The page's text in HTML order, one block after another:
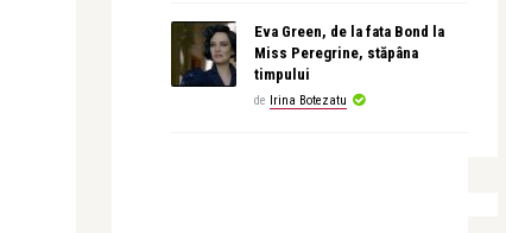
Eva Green, de la fata Bond la
Miss Peregrine, stăpâna
timpului
de Irina Botezatu